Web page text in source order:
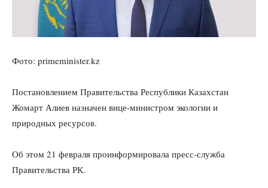
Фото: primeminister.kz
Постановлением Правительства Республики Казахстан
Жомарт Алиев назначен вице-министром экологии и
природных ресурсов.
Об этом 21 февраля проинформировала пресс-служба
Правительства РК.